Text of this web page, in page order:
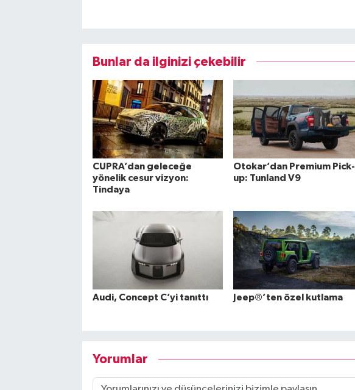
Bunlar da ilginizi çekebilir
CUPRA’dan geleceğe
yönelik cesur vizyon:
Tindaya
Otokar’dan Premium Pick-
up: Tunland V9
Audi, Concept C’yi tanıttı Jeep®’ten özel kutlama
Yorumlar